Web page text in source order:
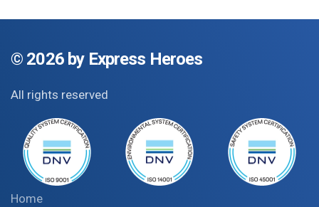
© 2026 by Express Heroes
All rights reserved
Home